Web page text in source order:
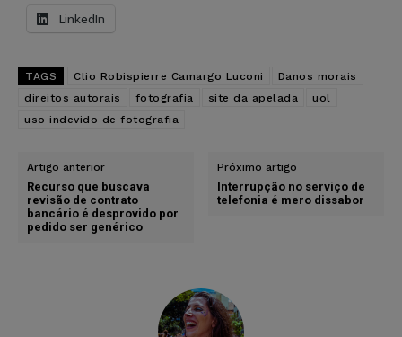
LinkedIn
TAGS Clio Robispierre Camargo Luconi
Danos morais
direitos autorais
fotografia site da apelada
uol
uso indevido de fotografia
Artigo anterior
Recurso que buscava
revisão de contrato
bancário é desprovido por
pedido ser genérico
Próximo artigo
Interrupção no serviço de
telefonia é mero dissabor